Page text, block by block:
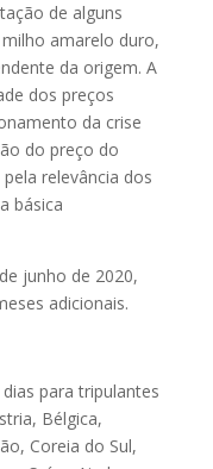
de alguns
amarelo duro,
da origem. A
dos preços
da crise
do preço do
relevância dos
básica
junho de 2020,
adicionais.
para tripulantes
Bélgica,
Coreia do Sul,